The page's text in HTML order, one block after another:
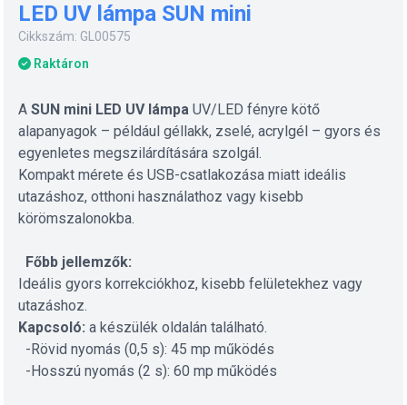
LED UV lámpa SUN mini
Cikkszám: GL00575
Raktáron
A SUN mini LED UV lámpa UV/LED fényre kötő
alapanyagok – például géllakk, zselé, acrylgél – gyors és
egyenletes megszilárdítására szolgál.
Kompakt mérete és USB-csatlakozása miatt ideális
utazáshoz, otthoni használathoz vagy kisebb
körömszalonokba.
Főbb jellemzők:
Ideális gyors korrekciókhoz, kisebb felületekhez vagy
utazáshoz.
Kapcsoló: a készülék oldalán található.
-Rövid nyomás (0,5 s): 45 mp működés
-Hosszú nyomás (2 s): 60 mp működés